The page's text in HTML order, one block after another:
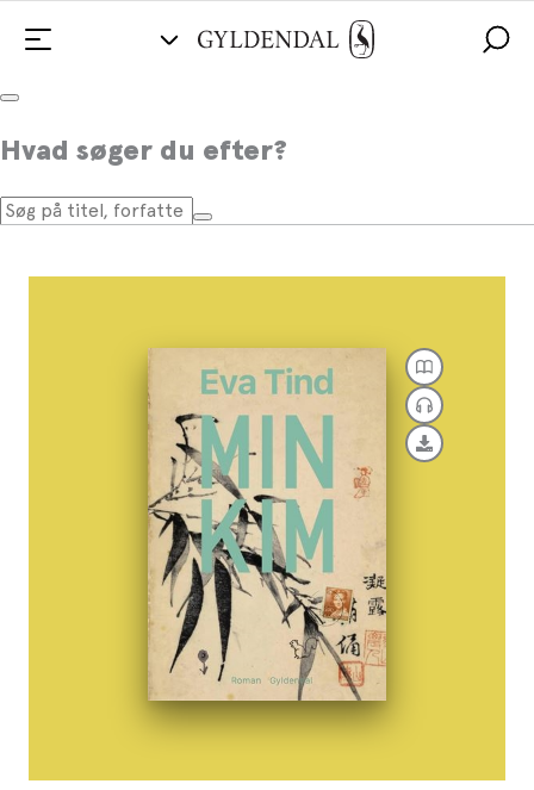
Hvad søger du efter?
Min Kim